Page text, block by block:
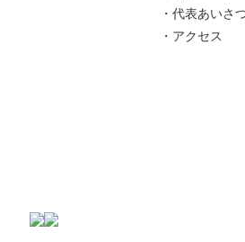
代表あいさ
アクセス